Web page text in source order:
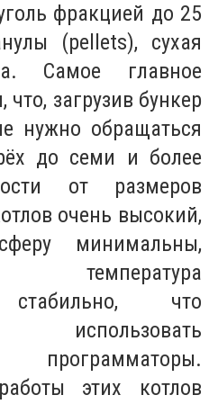
фракцией до 25
(pellets), сухая
Самое главное
загрузив бункер
нужно обращаться
до семи и более
от размеров
очень высокий,
минимальны,
температура
стабильно, что
программаторы.
этих котлов